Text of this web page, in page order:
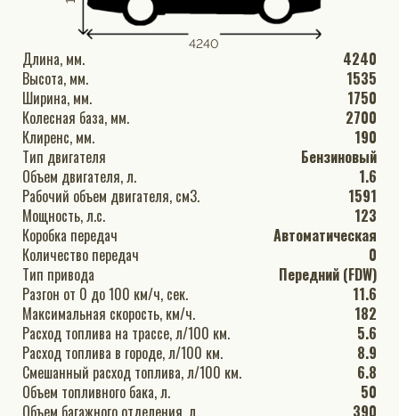
4240
Длина, мм.
4240
Высота, мм.
1535
Ширина, мм.
1750
Колесная база, мм.
2700
Клиренс, мм.
190
Тип двигателя
Бензиновый
Объем двигателя, л.
1.6
Рабочий объем двигателя, см3.
1591
Мощность, л.с.
123
Коробка передач
Автоматическая
Количество передач
0
Тип привода
Передний (FDW)
Разгон от 0 до 100 км/ч, сек.
11.6
Максимальная скорость, км/ч.
182
Расход топлива на трассе, л/100 км.
5.6
Расход топлива в городе, л/100 км.
8.9
Смешанный расход топлива, л/100 км.
6.8
Объем топливного бака, л.
50
Объем багажного отделения, л.
390